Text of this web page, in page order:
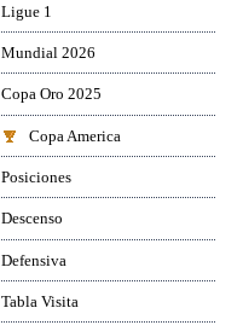
Ligue 1
Mundial 2026
Copa Oro 2025
Copa America
Posiciones
Descenso
Defensiva
Tabla Visita